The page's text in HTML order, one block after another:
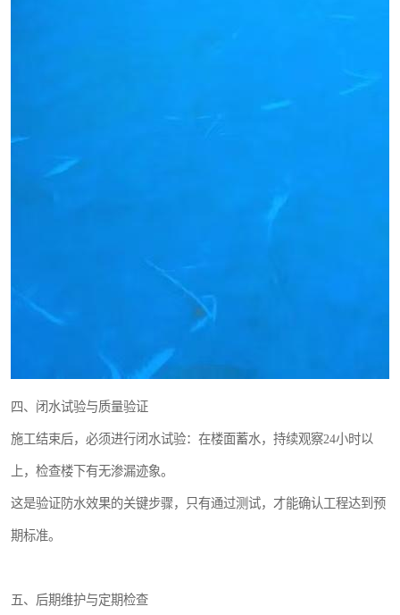
四、闭水试验与质量验证
施工结束后，必须进行闭水试验：在楼面蓄水，持续观察24小时以
上，检查楼下有无渗漏迹象。
这是验证防水效果的关键步骤，只有通过测试，才能确认工程达到预
期标准。
五、后期维护与定期检查